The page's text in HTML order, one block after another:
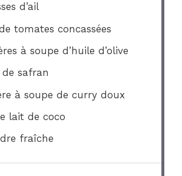
d’ail
tomates concassées
à soupe d’huile d’olive
de safran
à soupe de curry doux
lait de coco
fraîche